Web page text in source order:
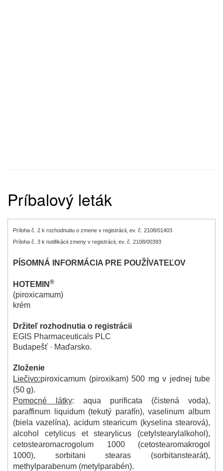
Príbalový leták
Príloha č. 2 k rozhodnutiu o zmene v registrácii, ev. č. 2108/01403
Príloha č. 3 k notifikácii zmeny v registrácii, ev. č. 2108/00393
PÍSOMNÁ INFORMÁCIA PRE POUŽÍVATEĽOV
HOTEMIN ®
(piroxicamum)
krém
Držiteľ rozhodnutia o registrácii
EGIS Pharmaceuticals PLC
Budapešť · Maďarsko.
Zloženie
Liečivo:piroxicamum (piroxikam) 500 mg v jednej tube
(50 g).
Pomocné látky: aqua purificata (čistená voda),
paraffinum liquidum (tekutý parafín), vaselinum album
(biela vazelína), acidum stearicum (kyselina stearová),
alcohol cetylicus et stearylicus (cetylstearylalkohol),
cetostearomacrogolum 1000 (cetostearomakrogol
1000), sorbitani stearas (sorbitanstearát),
methylparabenum (metylparabén).